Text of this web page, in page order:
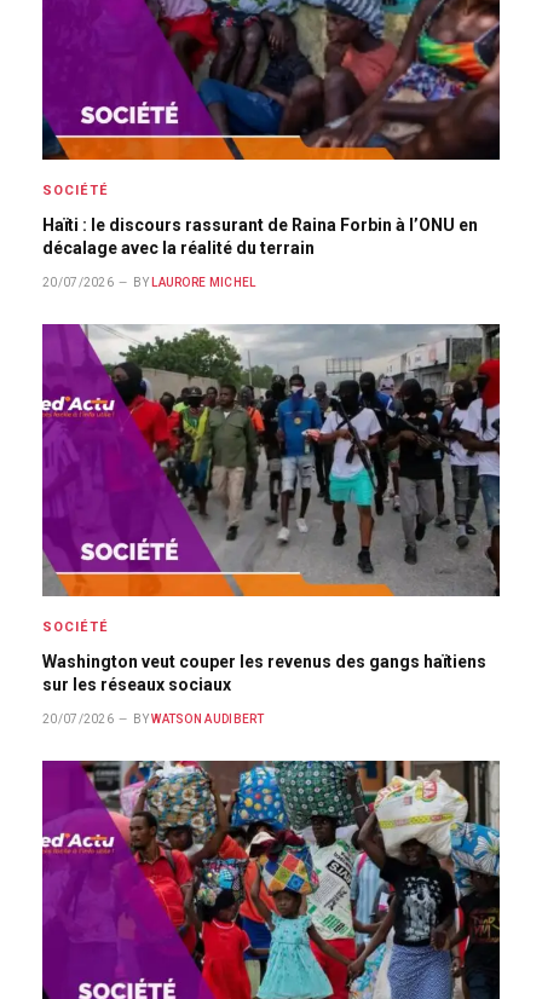
SOCIÉTÉ
Haïti : le discours rassurant de Raina Forbin à l’ONU en
décalage avec la réalité du terrain
20/07/2026 BY LAURORE MICHEL
SOCIÉTÉ
Washington veut couper les revenus des gangs haïtiens
sur les réseaux sociaux
20/07/2026 BY WATSON AUDIBERT